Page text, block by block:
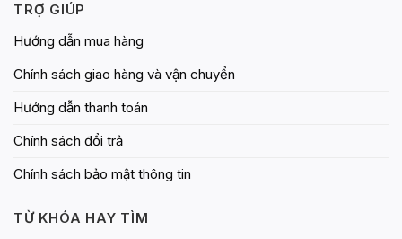
TRỢ GIÚP
Hướng dẫn mua hàng
Chính sách giao hàng và vận chuyển
Hướng dẫn thanh toán
Chính sách đổi trả
Chính sách bảo mật thông tin
TỪ KHÓA HAY TÌM